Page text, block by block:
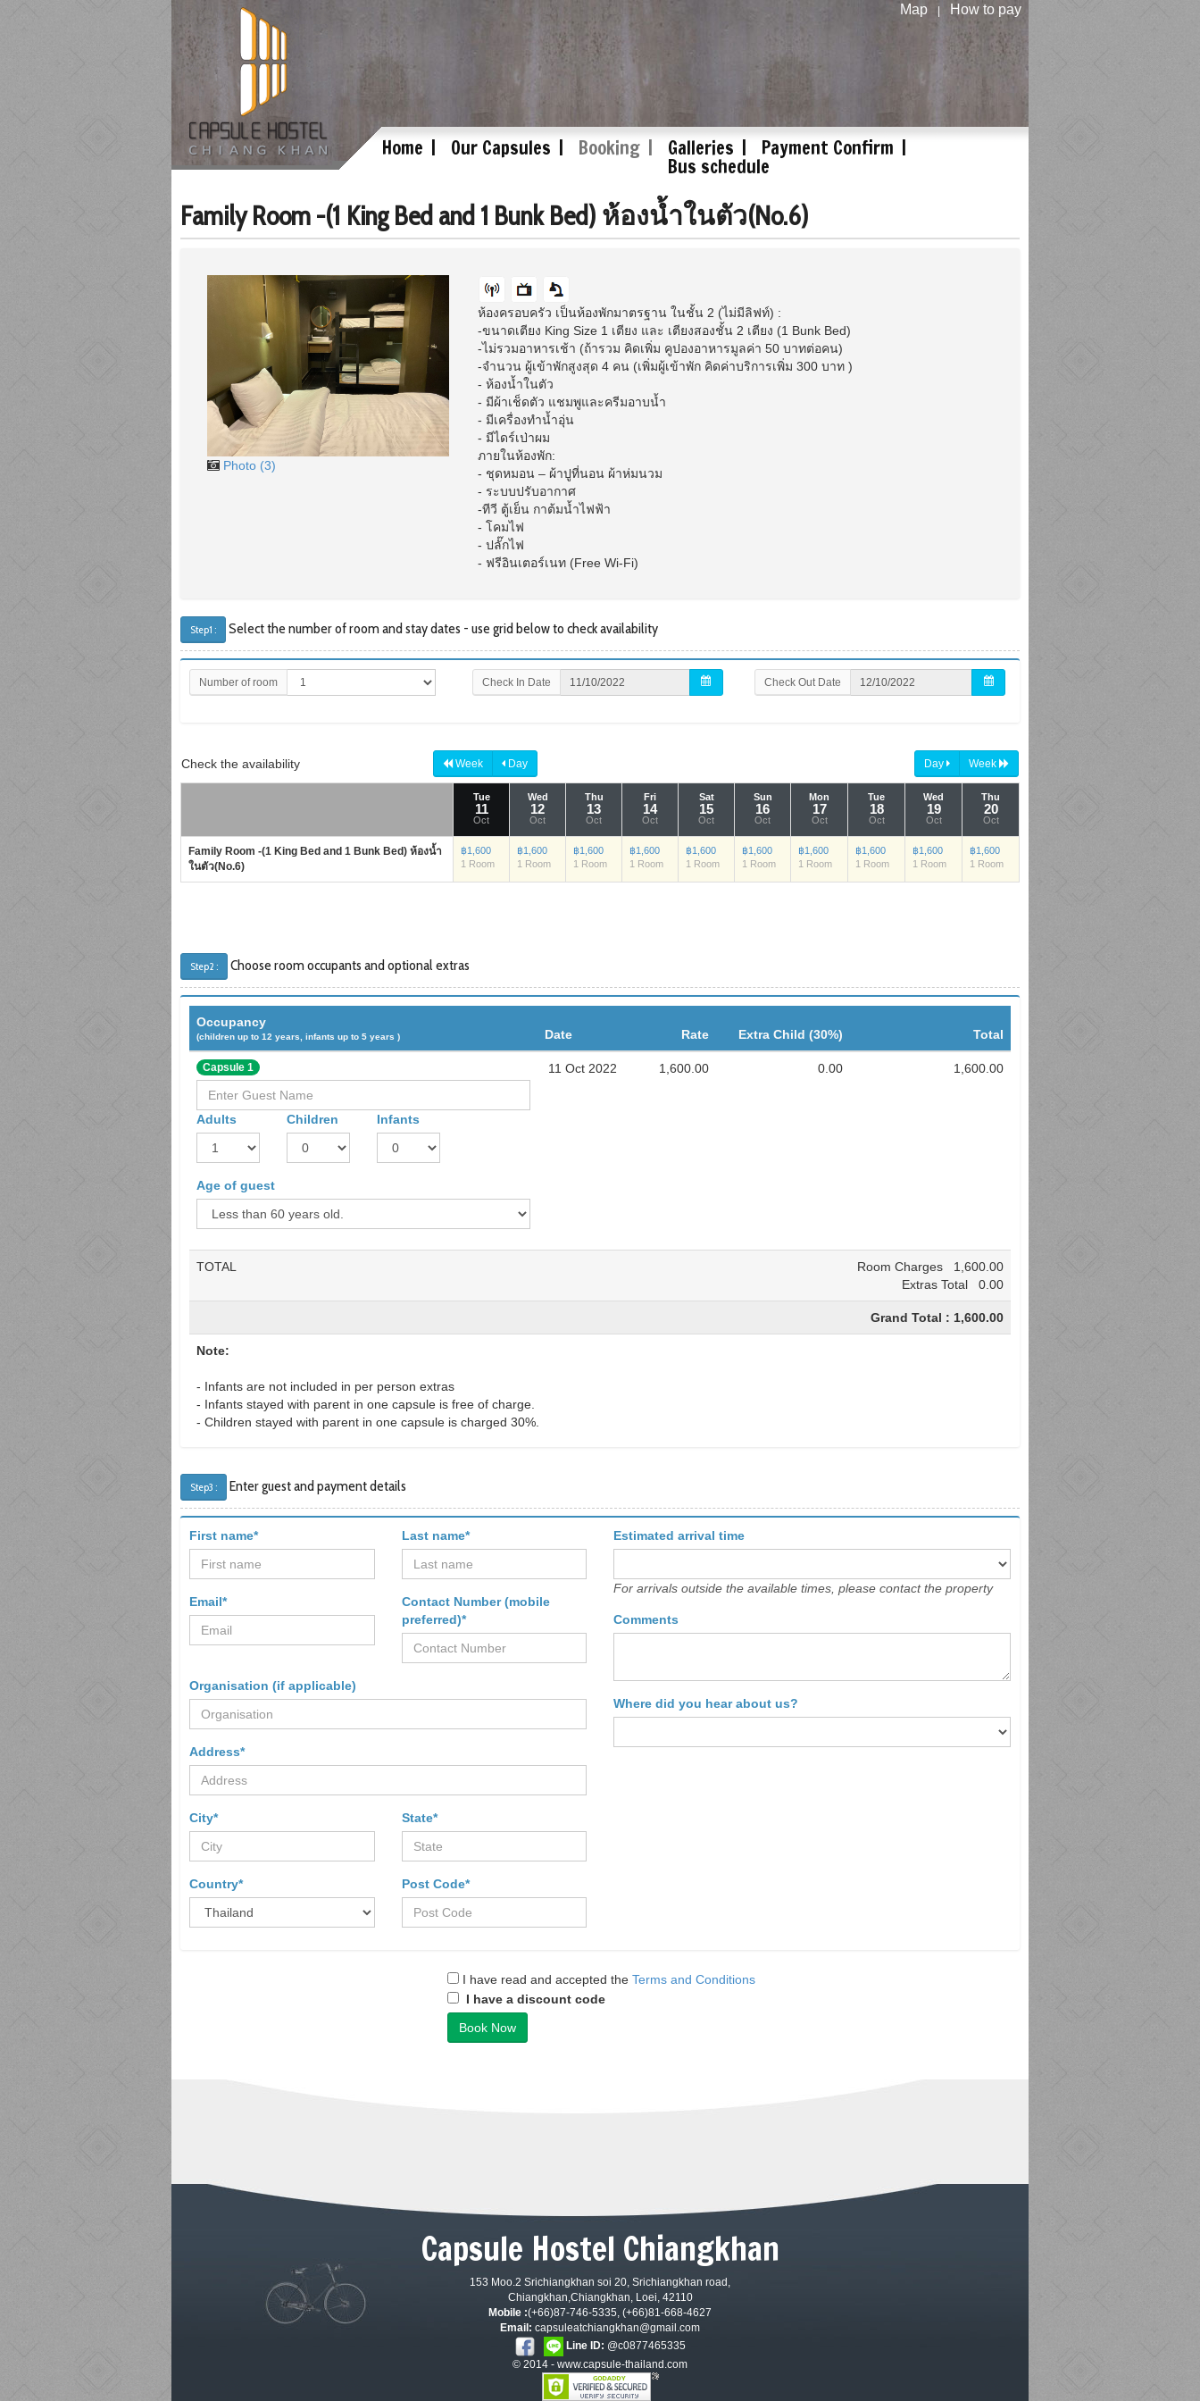
Map How to pay
Home Our Capsules Booking Galleries Payment Confirm
Bus schedule
Family Room -(1 King Bed and 1 Bunk Bed) ห้องน้ำในตัว(No.6)
Photo (3)
ห้องครอบครัว เป็นห้องพักมาตรฐาน ในชั้น 2 (ไม่มีลิฟท์) :
-ขนาดเตียง King Size 1 เตียง และ เตียงสองชั้น 2 เตียง (1 Bunk Bed)
-ไม่รวมอาหารเช้า (ถ้ารวม คิดเพิ่ม คูปองอาหารมูลค่า 50 บาทต่อคน)
-จำนวน ผู้เข้าพักสูงสุด 4 คน (เพิ่มผู้เข้าพัก คิดค่าบริการเพิ่ม 300 บาท )
- ห้องน้ำในตัว
- มีผ้าเช็ดตัว แชมพูและครีมอาบน้ำ
- มีเครื่องทำน้ำอุ่น
- มีไดร์เป่าผม
ภายในห้องพัก:
- ชุดหมอน – ผ้าปูที่นอน ผ้าห่มนวม
- ระบบปรับอากาศ
-ทีวี ตู้เย็น กาต้มน้ำไฟฟ้า
- โคมไฟ
- ปลั๊กไฟ
- ฟรีอินเตอร์เนท (Free Wi-Fi)
Step1 : Select the number of room and stay dates - use grid below to check availability
Number of room Check In Date Check Out Date
Check the availability Week Day Day Week
Tue
11
Oct
Wed
12
Oct
Thu
13
Oct
Fri
14
Oct
Sat
15
Oct
Sun
16
Oct
Mon
17
Oct
Tue
18
Oct
Wed
19
Oct
Thu
20
Oct
Family Room -(1 King Bed and 1 Bunk Bed) ห้องน้ำ
ในตัว(No.6)
฿1,600
1 Room
฿1,600
1 Room
฿1,600
1 Room
฿1,600
1 Room
฿1,600
1 Room
฿1,600
1 Room
฿1,600
1 Room
฿1,600
1 Room
฿1,600
1 Room
฿1,600
1 Room
Step2 : Choose room occupants and optional extras
Occupancy
(children up to 12 years, infants up to 5 years ) Date Rate Extra Child (30%) Total
Capsule 1
Adults Children Infants
Age of guest
11 Oct 2022 1,600.00 0.00 1,600.00
TOTAL Room Charges 1,600.00
Extras Total 0.00
Grand Total : 1,600.00
Note:
- Infants are not included in per person extras
- Infants stayed with parent in one capsule is free of charge.
- Children stayed with parent in one capsule is charged 30%.
Step3 : Enter guest and payment details
First name* Last name*
Email*
Contact Number (mobile
preferred)*
Organisation (if applicable)
Address*
City* State*
Country* Post Code*
Estimated arrival time
For arrivals outside the available times, please contact the property
Comments
Where did you hear about us?
I have read and accepted the Terms and Conditions
I have a discount code
Book Now
Capsule Hostel Chiangkhan
153 Moo.2 Srichiangkhan soi 20, Srichiangkhan road,
Chiangkhan,Chiangkhan, Loei, 42110
Mobile :(+66)87-746-5335, (+66)81-668-4627
Email: capsuleatchiangkhan@gmail.com
Line ID: @c0877465335
© 2014 - www.capsule-thailand.com